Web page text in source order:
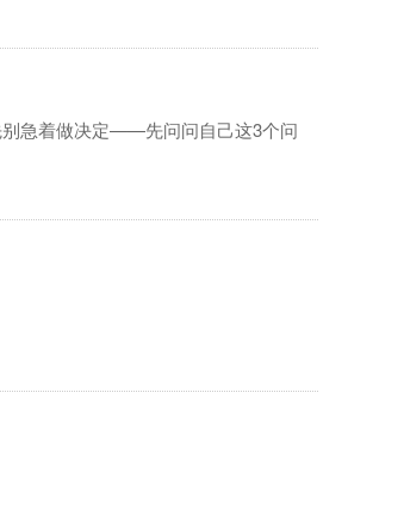
别急着做决定——先问问自己这3个问